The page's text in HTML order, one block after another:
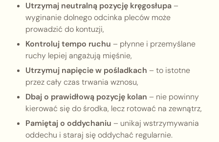
Utrzymaj neutralną pozycję kręgosłupa–
wyginanie dolnego odcinka pleców może
prowadzić do kontuzji,
Kontroluj tempo ruchu – płynne i przemyślane
ruchy lepiej angażują mięśnie,
Utrzymuj napięcie w pośladkach – to istotne
przez cały czas trwania wznosu,
Dbaj o prawidłową pozycję kolan – nie powinny
kierować się do środka, lecz rotować na zewnątrz,
Pamiętaj o oddychaniu – unikaj wstrzymywania
oddechu i staraj się oddychać regularnie.